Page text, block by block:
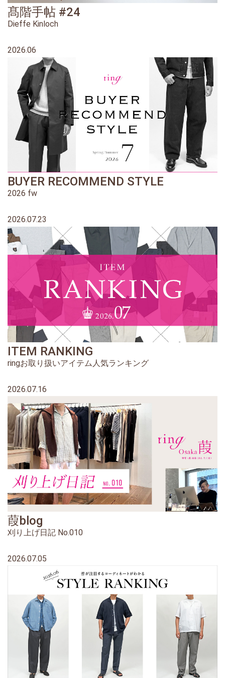
髙階手帖 #24
Dieffe Kinloch
2026.06
BUYER RECOMMEND STYLE
2026 fw
2026.07.23
ITEM RANKING
ringお取り扱いアイテム人気ランキング
2026.07.16
葭blog
刈り上げ日記 No.010
2026.07.05